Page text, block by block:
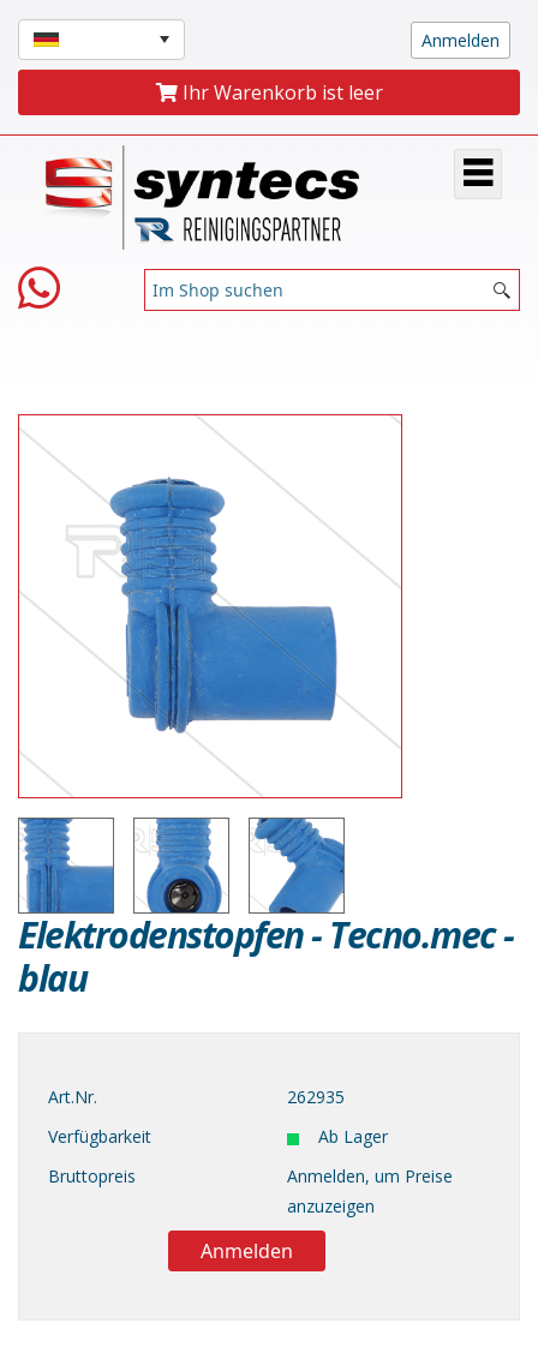
Ihr Warenkorb ist leer
Elektrodenstopfen - Tecno.mec -
blau
Art.Nr.
262935
Verfügbarkeit
Ab Lager
Bruttopreis
Anmelden, um Preise
anzuzeigen
Anmelden